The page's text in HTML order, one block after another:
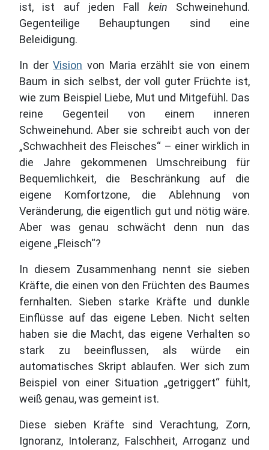
ist, ist auf jeden Fall kein Schweinehund.
Gegenteilige Behauptungen sind eine
Beleidigung.
In derVision von Maria erzählt sie von einem
Baum in sich selbst, der voll guter Früchte ist,
wie zum Beispiel Liebe, Mut und Mitgefühl. Das
reine Gegenteil von einem inneren
Schweinehund. Aber sie schreibt auch von der
„Schwachheit des Fleisches“ – einer wirklich in
die Jahre gekommenen Umschreibung für
Bequemlichkeit, die Beschränkung auf die
eigene Komfortzone, die Ablehnung von
Veränderung, die eigentlich gut und nötig wäre.
Aber was genau schwächt denn nun das
eigene „Fleisch“?
In diesem Zusammenhang nennt sie sieben
Kräfte, die einen von den Früchten des Baumes
fernhalten. Sieben starke Kräfte und dunkle
Einflüsse auf das eigene Leben. Nicht selten
haben sie die Macht, das eigene Verhalten so
stark zu beeinflussen, als würde ein
automatisches Skript ablaufen. Wer sich zum
Beispiel von einer Situation „getriggert“ fühlt,
weiß genau, was gemeint ist.
Diese sieben Kräfte sind Verachtung, Zorn,
Ignoranz, Intoleranz, Falschheit, Arroganz und